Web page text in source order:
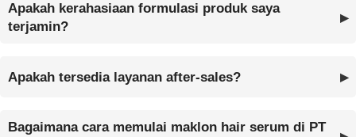
Apakah kerahasiaan formulasi produk saya
terjamin?
Apakah tersedia layanan after-sales?
Bagaimana cara memulai maklon hair serum di PT